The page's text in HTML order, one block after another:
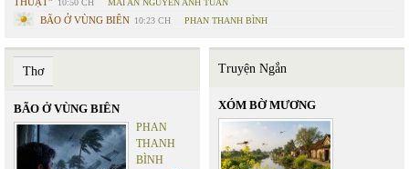
THUẬT” 10:50 CH MAI AN NGUYỄN ANH TUẤN
BÃO Ở VÙNG BIÊN 10:23 CH PHAN THANH BÌNH
Thơ
BÃO Ở VÙNG BIÊN
PHAN
THANH
BÌNH
Truyện Ngắn
XÓM BỜ MƯƠNG